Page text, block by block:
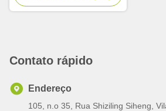
Contato rápido
Endereço
105, n.o 35, Rua Shiziling Siheng,